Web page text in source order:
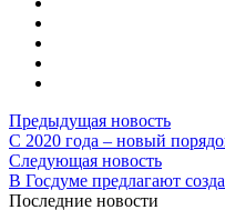
Предыдущая новость
С 2020 года – новый
Следующая новость
В Госдуме предлагают
Последние новости